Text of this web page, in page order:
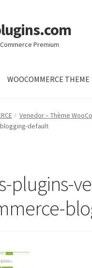
Premium
WOOCOMMERCE THEME
Venedor – Thème
default
plugins-